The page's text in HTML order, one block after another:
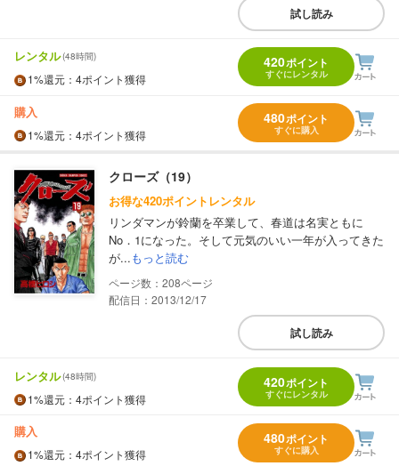
試し読み
レンタル(48時間)
1%還元 ：4ポイント獲得
420ポイント
すぐにレンタル
購入
1%還元 ：4ポイント獲得
480ポイント
すぐに購入
クローズ（19）
お得な420ポイントレンタル
リンダマンが鈴蘭を卒業して、春道は名実ともに
No．1になった。そして元気のいい一年が入ってきた
が...もっと読む
208
配信日：2013/12/17
試し読み
レンタル(48時間)
1%還元 ：4ポイント獲得
420ポイント
すぐにレンタル
購入
1%還元 ：4ポイント獲得
480ポイント
すぐに購入